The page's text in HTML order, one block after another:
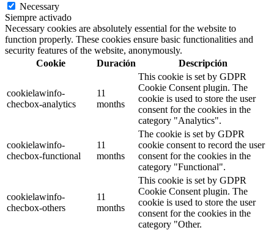
Necessary
Siempre activado
Necessary cookies are absolutely essential for the website to
function properly. These cookies ensure basic functionalities and
security features of the website, anonymously.
Cookie
Duración Descripción
cookielawinfo-
checbox-analytics
11
months
This cookie is set by GDPR
Cookie Consent plugin. The
cookie is used to store the user
consent for the cookies in the
category "Analytics".
cookielawinfo-
checbox-functional
11
months
The cookie is set by GDPR
cookie consent to record the user
consent for the cookies in the
category "Functional".
cookielawinfo-
checbox-others
11
months
This cookie is set by GDPR
Cookie Consent plugin. The
cookie is used to store the user
consent for the cookies in the
category "Other.